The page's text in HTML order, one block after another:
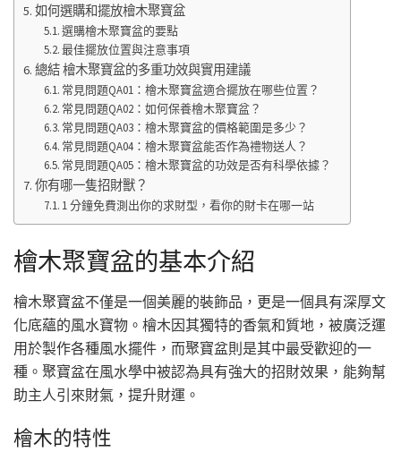
如何選購和擺放檜木聚寶盆
選購檜木聚寶盆的要點
最佳擺放位置與注意事項
總結 檜木聚寶盆的多重功效與實用建議
常見問題QA01：檜木聚寶盆適合擺放在哪些位置？
常見問題QA02：如何保養檜木聚寶盆？
常見問題QA03：檜木聚寶盆的價格範圍是多少？
常見問題QA04：檜木聚寶盆能否作為禮物送人？
常見問題QA05：檜木聚寶盆的功效是否有科學依據？
你有哪一隻招財獸？
1 分鐘免費測出你的求財型，看你的財卡在哪一站
檜木聚寶盆的基本介紹
檜木聚寶盆不僅是一個美麗的裝飾品，更是一個具有深厚文
化底蘊的風水寶物。檜木因其獨特的香氣和質地，被廣泛運
用於製作各種風水擺件，而聚寶盆則是其中最受歡迎的一
種。聚寶盆在風水學中被認為具有強大的招財效果，能夠幫
助主人引來財氣，提升財運。
檜木的特性